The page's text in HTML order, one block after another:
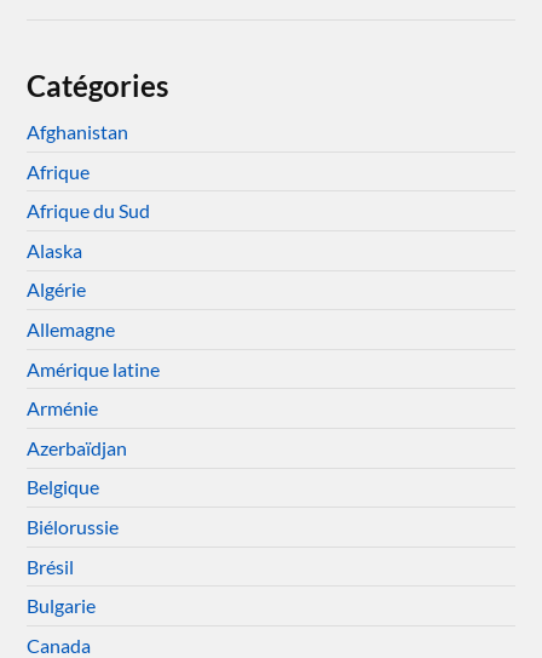
Catégories
Afghanistan
Afrique
Afrique du Sud
Alaska
Algérie
Allemagne
Amérique latine
Arménie
Azerbaïdjan
Belgique
Biélorussie
Brésil
Bulgarie
Canada